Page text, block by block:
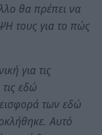
θα πρέπει να
τους για το πώς
για τις
εδώ
των εδώ
Αυτό